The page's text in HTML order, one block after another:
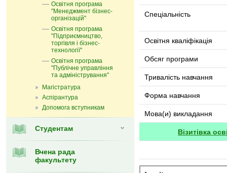
Освітня програма
"Менеджмент бізнес-
організацій"
Освітня програма
"Підприємництво,
торгівля і бізнес-
технології"
Освітня програма
"Публічне управління
та адміністрування"
Магістратура
Аспірантура
Допомога вступникам
Студентам
Вчена рада
факультету
Спеціальність
Освітня кваліфікація
Обсяг програми
Тривалість навчання
Форма навчання
Мова(и) викладання
Візитівка